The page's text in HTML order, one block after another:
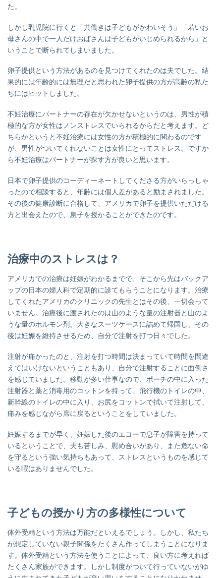
た。
しかし乳児院に行くと「共働きは子どもがかわいそう」「若いお
母さんの中で一人だけおばさんは子どもがいじめられるから」と
いうことで断られてしまいました。
卵子提供という方法があるのを見つけてくれたのは夫でした。結
果的には年齢的には無理だと思われた卵子提供の方が高齢の私た
ちにはヒットしました。
不妊治療にパートナーの存在が欠かせないというのは、男性が積
極的な方が女性はノンストレスでいられるからだと考えます。ど
ちらかというと不妊治療には女性の方が積極的に関わるのです
が、男性がついてくれないことは女性にとってストレス。ですか
ら不妊治療はパートナーが探す方が良いと思います。
日本で卵子提供のコーディーネートしてくださる方がいらっしゃ
ったので相談すると、年齢には個人差があると励まされました。
その後の健康診断に合格して、アメリカで卵子を提供いただける
方と出会えたので、息子を授かることができたのです。
治療中のストレスは？
アメリカでの治療は妊娠がわかるまでで、そこから先はバックア
ップの日本の婦人科で定期的に診てもらうことになります。治療
してくれたアメリカのクリニックの先生とはその後、一切会って
いません。 治療後に渡されたのは山のような量の注射器と山のよ
うな量のホルモン剤。大きなスーツケースに詰めて帰国し、その
後は妊娠を維持させるため、自分で注射を打つ日々でした。
注射が痛かったのと、注射を打つ時間は決まっていて時間を間違
えてはいけないということもあり、自分で注射することに面倒さ
を感じていました。 移動が多い仕事なので、ポーチの中に入った
注射器と薬と消毒用のコットンを持って、飛行機のトイレの中、
新幹線のトイレの中に入り、お尻をコットンで拭いて注射して、
痛みを感じながら席に戻るということをしていました。
妊娠するまでが早く、妊娠した後のエコーで息子が障害を持って
いるということで、夫も苦しみ、慰め合いがあり、また危ない命
を守るという強い気持ちもあって、ストレスというものを感じて
いる暇はありませんでした。
子どもの授かり方の多様性について
体外受精という方法は万能だといえるでしょう。しかし、私たち
が想定していない親子関係をたくさん作ってしまうことになりま
す。 体外受精という方法を使うことによって、良い方に考えれば
たくさん家族ができます。しかし制度がついて行っていないがゆ